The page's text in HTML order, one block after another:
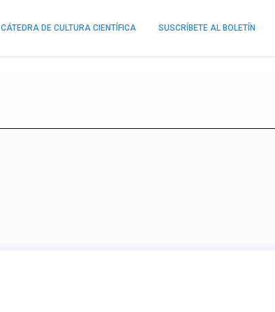
CÁTEDRA DE CULTURA CIENTÍFICA SUSCRÍBETE AL BOLETÍN